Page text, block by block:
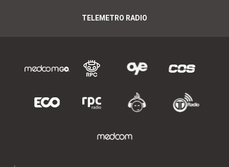
TELEMETRO RADIO